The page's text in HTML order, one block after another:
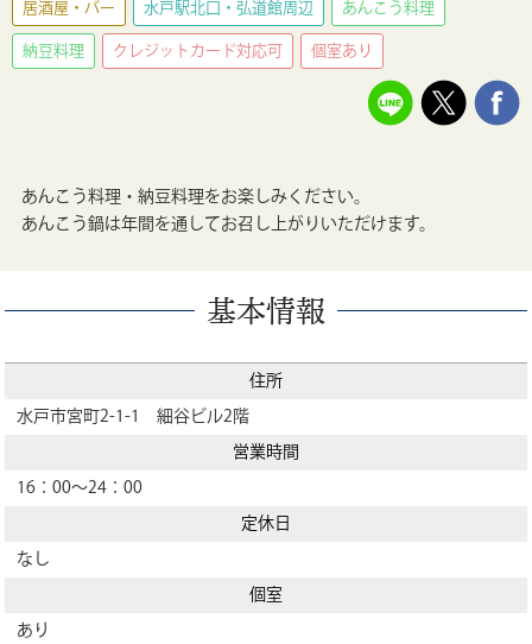
居酒屋・バー 水戸駅北口・弘道館周辺
あんこう料理
納豆料理
クレジットカード対応可 個室あり
あんこう料理・納豆料理をお楽しみください。
あんこう鍋は年間を通してお召し上がりいただけます。
基本情報
住所
水戸市宮町2-1-1 細谷ビル2階
営業時間
16：00～24：00
定休日
なし
個室
あり